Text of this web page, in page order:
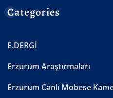
Categories
E.DERGİ
Erzurum Araştırmaları
Erzurum Canlı Mobese